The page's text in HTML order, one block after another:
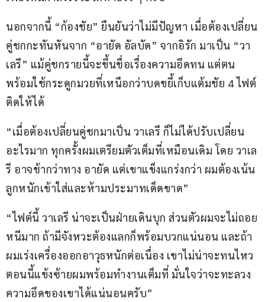
นอกจากนี้ “ก้องชัย” ยืนยันว่าไม่มีปัญหา เมื่อต้องเปลี่ยน
คู่ชกกะทันหันจาก “อายัด อัลบัด” จากอิรัก มาเป็น “วา
เลรี” แม้คู่ชกรายนี้จะขึ้นชื่อเรื่องความอึดทน แต่ตน
พร้อมใช้กระดูกมวยที่เหนือกว่าบดขยี้เก็บแต้มชัย 4 ไฟต์
ติดให้ได้
“เมื่อต้องเปลี่ยนคู่ชกมาเป็น วาเลรี ก็ไม่ได้ปรับเปลี่ยน
อะไรมาก ทุกครั้งผมเตรียมตัวเต็มที่เหมือนเดิม โดย วาเล
รี อาจช้ากว่าทาง อายัด แต่เขาแข็งแกร่งกว่า ผมต้องเน้น
ลูกหนักเข้าใส่และห้ามประมาทเด็ดขาด”
“ไฟต์นี้ วาเลรี น่าจะเป็นฝ่ายเดินบุก ส่วนตัวผมจะไม่ถอย
หนีมาก ถ้ามีจังหวะต้องแลกก็พร้อมบวกแน่นอน และถ้า
ผมเร่งเครื่องออกอาวุธหนักต่อเนื่อง เขาไม่น่าจะทนไหว
ตอนนี้แข้งซ้ายผมพร้อมทำงานเต็มที่ มั่นใจว่าจะทะลวง
ความอึดของเขาได้แน่นอนครับ”